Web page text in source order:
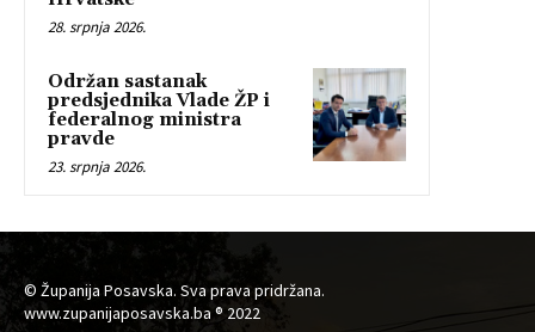
28. srpnja 2026.
Održan sastanak
predsjednika Vlade ŽP i
federalnog ministra
pravde
23. srpnja 2026.
© Županija Posavska. Sva prava pridržana.
www.zupanijaposavska.ba ® 2022